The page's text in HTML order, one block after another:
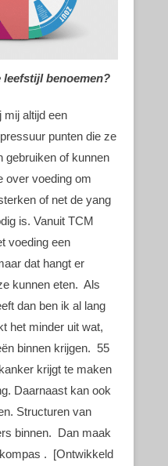
benoemen?
mij altijd een
punten die ze
gebruiken of kunnen
over voeding om
of net de yang
is. Vanuit TCM
voeding een
dat hangt er
kunnen eten. Als
dan ben ik al lang
het minder uit wat,
binnen krijgen. 55
krijgt te maken
Daarnaast kan ook
Structuren van
binnen. Dan maak
. [Ontwikkeld